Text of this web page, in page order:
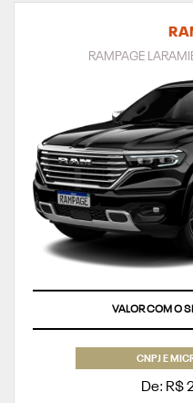
RAMPAGE
VALOR COM O
CNPJ E
De: R$